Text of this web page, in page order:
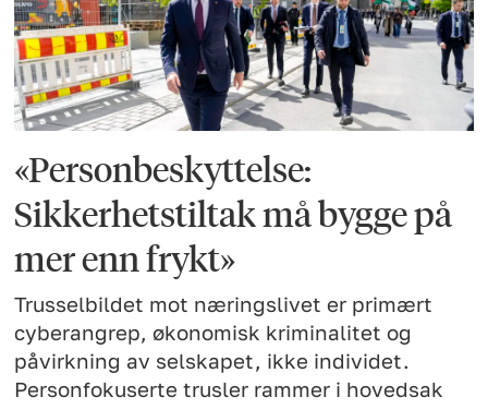
«Personbeskyttelse:
Sikkerhetstiltak må bygge på
mer enn frykt»
Trusselbildet mot næringslivet er primært
cyberangrep, økonomisk kriminalitet og
påvirkning av selskapet, ikke individet.
Personfokuserte trusler rammer i hovedsak